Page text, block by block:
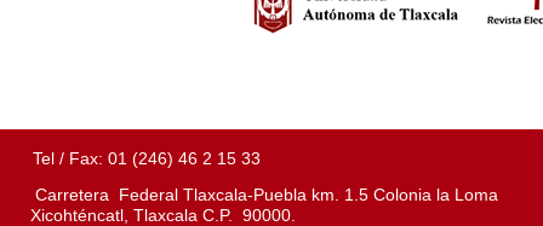
Tel / Fax: 01 (246) 46 2 15 33
Carretera Federal Tlaxcala-Puebla km. 1.5 Colonia la Loma
Xicohténcatl, Tlaxcala C.P. 90000.